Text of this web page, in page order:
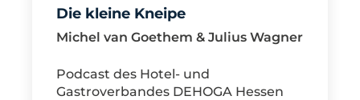
Die kleine Kneipe
Michel van Goethem & Julius Wagner
Podcast des Hotel- und
Gastroverbandes DEHOGA Hessen